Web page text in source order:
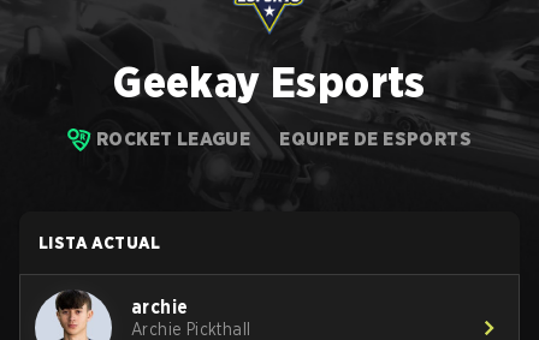
Geekay Esports
ROCKET LEAGUE EQUIPE DE ESPORTS
LISTA ACTUAL
archie
Archie Pickthall